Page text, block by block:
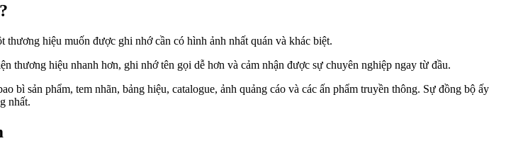
hiệu muốn được ghi nhớ cần có hình ảnh nhất quán và khác biệt.
hiệu nhanh hơn, ghi nhớ tên gọi dễ hơn và cảm nhận được sự chuyên nghiệp ngay từ đầu.
sản phẩm, tem nhãn, bảng hiệu, catalogue, ảnh quảng cáo và các ấn phẩm truyền thông. Sự đồng bộ ấy
nhất.